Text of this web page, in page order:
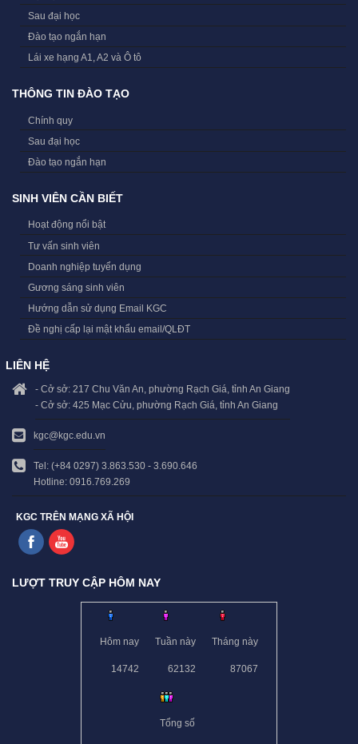
Sau đại học
Đào tạo ngắn hạn
Lái xe hạng A1, A2 và Ô tô
THÔNG TIN ĐÀO TẠO
Chính quy
Sau đại học
Đào tạo ngắn hạn
SINH VIÊN CẦN BIẾT
Hoạt động nổi bật
Tư vấn sinh viên
Doanh nghiệp tuyển dụng
Gương sáng sinh viên
Hướng dẫn sử dụng Email KGC
Đề nghị cấp lại mật khẩu email/QLĐT
LIÊN HỆ
- Cở sở: 217 Chu Văn An, phường Rạch Giá, tỉnh An Giang
- Cở sở: 425 Mạc Cửu, phường Rạch Giá, tỉnh An Giang
kgc@kgc.edu.vn
Tel: (+84 0297) 3.863.530 - 3.690.646
Hotline: 0916.769.269
KGC TRÊN MẠNG XÃ HỘI
LƯỢT TRUY CẬP HÔM NAY
Hôm nay
14742
Tuần này
62132
Tháng này
87067
Tổng số